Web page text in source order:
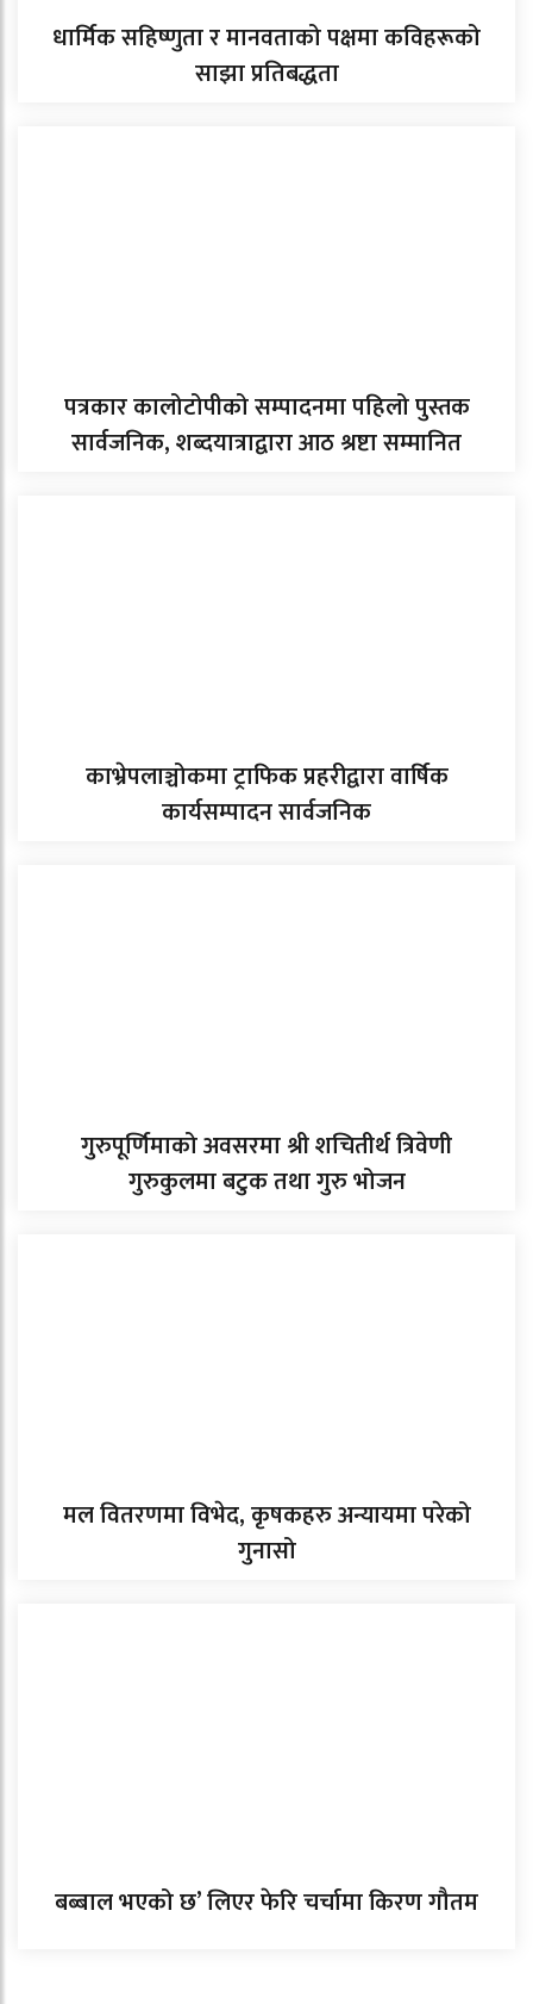
धार्मिक सहिष्णुता र मानवताको पक्षमा कविहरूको
साझा प्रतिबद्धता
पत्रकार कालोटोपीको सम्पादनमा पहिलो पुस्तक
सार्वजनिक, शब्दयात्राद्वारा आठ श्रष्टा सम्मानित
काभ्रेपलाञ्चोकमा ट्राफिक प्रहरीद्वारा वार्षिक
कार्यसम्पादन सार्वजनिक
गुरुपूर्णिमाको अवसरमा श्री शचितीर्थ त्रिवेणी
गुरुकुलमा बटुक तथा गुरु भोजन
मल वितरणमा विभेद, कृषकहरु अन्यायमा परेको
गुनासो
बब्बाल भएको छ’ लिएर फेरि चर्चामा किरण गौतम